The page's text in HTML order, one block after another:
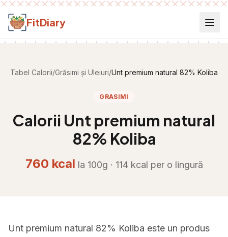
Salt la conținut
FitDiary
Tabel Calorii/Grăsimi și Uleiuri/Unt premium natural 82% Koliba
GRASIMI
Calorii Unt premium natural
82% Koliba
760 kcal la 100g · 114kcal per o lingură
Unt premium natural 82% Koliba este un produs